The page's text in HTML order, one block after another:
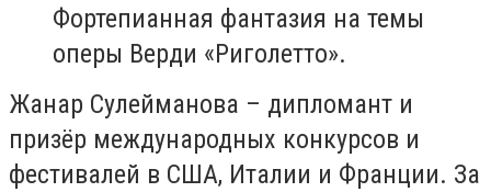
Фортепианная фантазия на темы
оперы Верди «Риголетто».
Жанар Сулейманова – дипломант и
призёр международных конкурсов и
фестивалей в США, Италии и Франции. За